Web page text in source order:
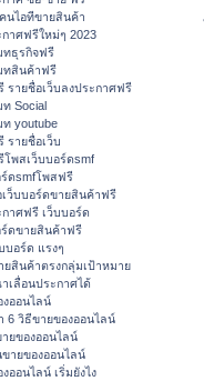
นไอทีขายสินค้า
กาศฟรีใหม่ๆ 2023
ทธุรกิจฟรี
ทสินค้าฟรี
รายชื่อเว็บลงประกาศฟรี
Social
ท youtube
รายชื่อเว็บ
โพสเว็บบอร์ดsmf
ร์ดsmfโพสฟรี
เว็บบอร์ดขายสินค้าฟรี
กาศฟรี เว็บบอร์ด
ร์ดขายสินค้าฟรี
บอร์ด แรงๆ
ยสินค้าตรงกลุ่มเป้าหมาย
เลื่อนประกาศได้
งออนไลน์
6 วิธีขายของออนไลน์
ายของออนไลน์
ายของออนไลน์
ออนไลน์ เริ่มยังไง